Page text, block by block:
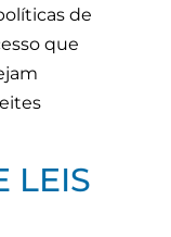
de
que
LEIS